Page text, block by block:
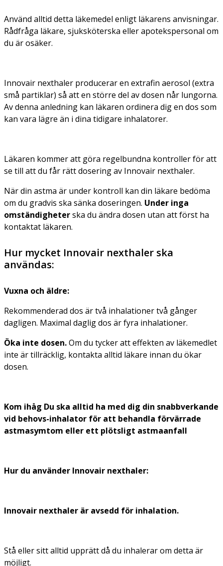
Använd alltid detta läkemedel enligt läkarens anvisningar.
Rådfråga läkare, sjuksköterska eller apotekspersonal om
du är osäker.
Innovair nexthaler producerar en extrafin aerosol (extra
små partiklar) så att en större del av dosen når lungorna.
Av denna anledning kan läkaren ordinera dig en dos som
kan vara lägre än i dina tidigare inhalatorer.
Läkaren kommer att göra regelbundna kontroller för att
se till att du får rätt dosering av Innovair nexthaler.
När din astma är under kontroll kan din läkare bedöma
om du gradvis ska sänka doseringen. Under inga
omständigheterska du ändra dosen utan att först ha
kontaktat läkaren.
Hur mycket Innovair nexthaler ska
användas:
Vuxna och äldre:
Rekommenderad dos är två inhalationer två gånger
dagligen. Maximal daglig dos är fyra inhalationer.
Öka inte dosen.Om du tycker att effekten av läkemedlet
inte är tillräcklig, kontakta alltid läkare innan du ökar
dosen.
Kom ihåg Du ska alltid ha med dig din snabbverkande
vid behovs-inhalator för att behandla förvärrade
astmasymtom eller ett plötsligt astmaanfall
Hur du använder Innovair nexthaler:
Innovair nexthaler är avsedd för inhalation.
Stå eller sitt alltid upprätt då du inhalerar om detta är
möjligt.